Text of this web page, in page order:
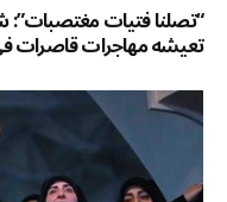
“تصلنا فتيات
تعيشه مهاجرات قاصرات